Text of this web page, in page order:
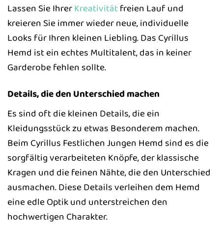
Lassen Sie IhrerKreativitätfreien Lauf und
kreieren Sie immer wieder neue, individuelle
Looks für Ihren kleinen Liebling. Das Cyrillus
Hemd ist ein echtes Multitalent, das in keiner
Garderobe fehlen sollte.
Details, die den Unterschied machen
Es sind oft die kleinen Details, die ein
Kleidungsstück zu etwas Besonderem machen.
Beim Cyrillus Festlichen Jungen Hemd sind es die
sorgfältig verarbeiteten Knöpfe, der klassische
Kragen und die feinen Nähte, die den Unterschied
ausmachen. Diese Details verleihen dem Hemd
eine edle Optik und unterstreichen den
hochwertigen Charakter.